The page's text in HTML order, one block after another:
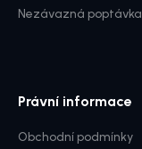
Nezávazná poptávka
Právní informace
Obchodní podmínky